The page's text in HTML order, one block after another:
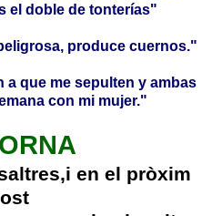
el doble de tonterías"
produce cuernos."
a que me sepulten y ambas
con mi mujer."
en el pròxim